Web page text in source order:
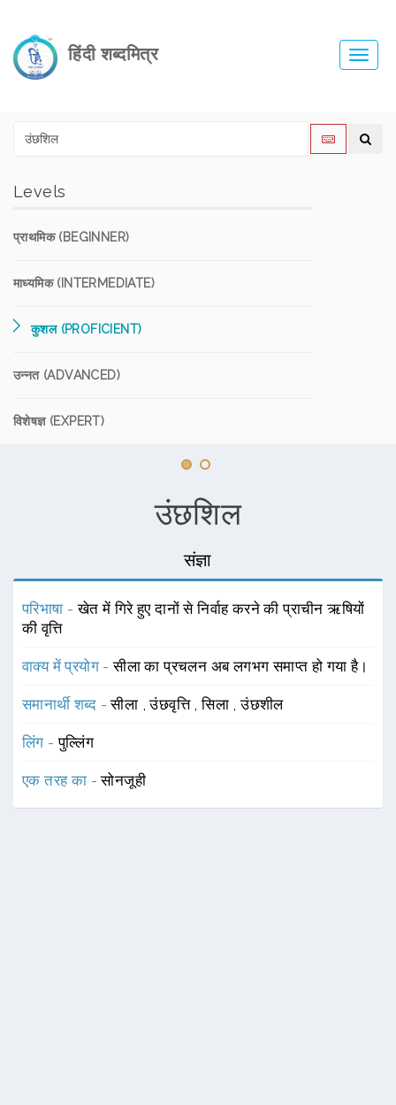
हिंदी शब्दमित्र
Levels
प्राथमिक (BEGINNER)
माध्यमिक (INTERMEDIATE)
कुशल (PROFICIENT)
उन्नत (ADVANCED)
विशेषज्ञ (EXPERT)
उंछशिल
संज्ञा
परिभाषा -खेत में गिरे हुए दानों से निर्वाह करने की प्राचीन ऋषियों
की वृत्ति
वाक्य में प्रयोग -सीला का प्रचलन अब लगभग समाप्त हो गया है।
समानार्थी शब्द -सीला ,उंछवृत्ति ,सिला ,उंछशील
लिंग -पुल्लिंग
एक तरह का -सोनजूही